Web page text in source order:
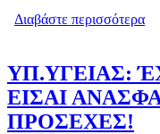
Διαβάστε περισσότερα
ΥΠ.ΥΓΕΙΑΣ:
ΕΙΣΑΙ
ΠΡΟΣΕΧΕΣ!